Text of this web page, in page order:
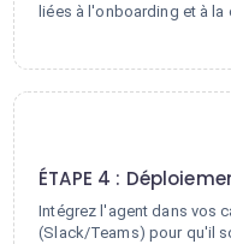
liées à l'onboarding et à
ÉTAPE 4 :
Intégrez l'agent dans vos
(Slack/Teams) pour qu'il